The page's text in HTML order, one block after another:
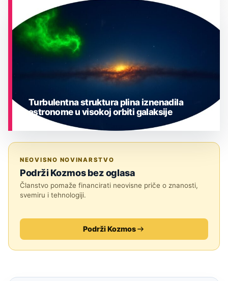
ASTRONOMIJA
Turbulentna struktura plina iznenadila
astronome u visokoj orbiti galaksije
NEOVISNO NOVINARSTVO
Podrži Kozmos bez oglasa
Članstvo pomaže financirati neovisne priče o znanosti,
svemiru i tehnologiji.
Podrži Kozmos